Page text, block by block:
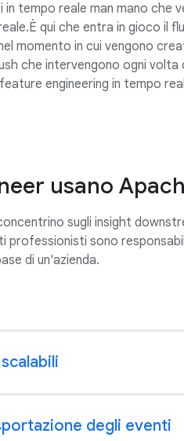
tempo reale man mano che
qui che entra in gioco il
momento in cui vengono
che intervengono ogni
engineering in tempo
usano
sugli insight
professionisti sono
di un'azienda.
degli eventi